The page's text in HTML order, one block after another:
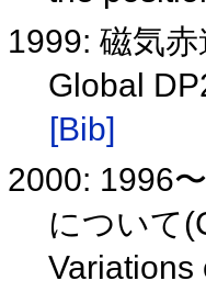
1999: 磁気
Global
[Bib]
2000: 1996
について
Variations